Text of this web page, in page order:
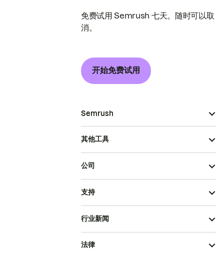
免费试用 Semrush 七天。随时可以取
消。
开始免费试用
Semrush
其他工具
公司
支持
行业新闻
法律